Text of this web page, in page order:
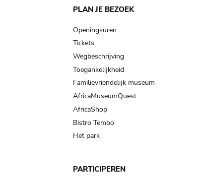
Main
navigation
PLAN JE BEZOEK
Openingsuren
Tickets
Wegbeschrijving
Toegankelijkheid
Familievriendelijk museum
AfricaMuseumQuest
AfricaShop
Bistro Tembo
Het park
PARTICIPEREN